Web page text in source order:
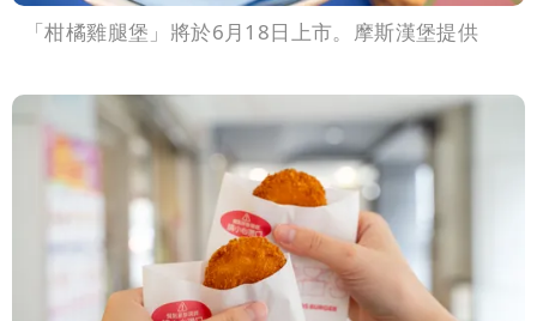
「柑橘雞腿堡」將於6月18日上市。摩斯漢堡提供